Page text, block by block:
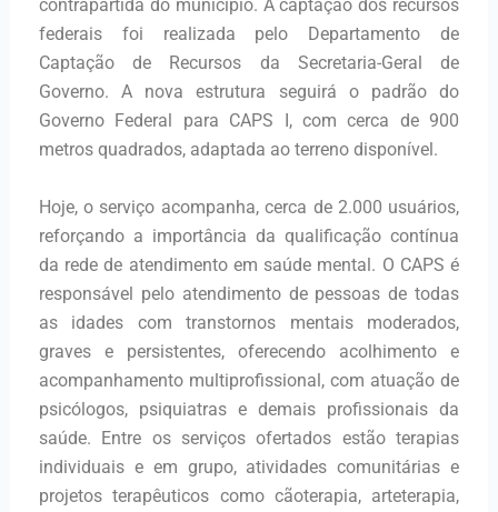
contrapartida do município. A captação dos recursos
federais foi realizada pelo Departamento de
Captação de Recursos da Secretaria-Geral de
Governo. A nova estrutura seguirá o padrão do
Governo Federal para CAPS I, com cerca de 900
metros quadrados, adaptada ao terreno disponível.
Hoje, o serviço acompanha, cerca de 2.000 usuários,
reforçando a importância da qualificação contínua
da rede de atendimento em saúde mental. O CAPS é
responsável pelo atendimento de pessoas de todas
as idades com transtornos mentais moderados,
graves e persistentes, oferecendo acolhimento e
acompanhamento multiprofissional, com atuação de
psicólogos, psiquiatras e demais profissionais da
saúde. Entre os serviços ofertados estão terapias
individuais e em grupo, atividades comunitárias e
projetos terapêuticos como cãoterapia, arteterapia,